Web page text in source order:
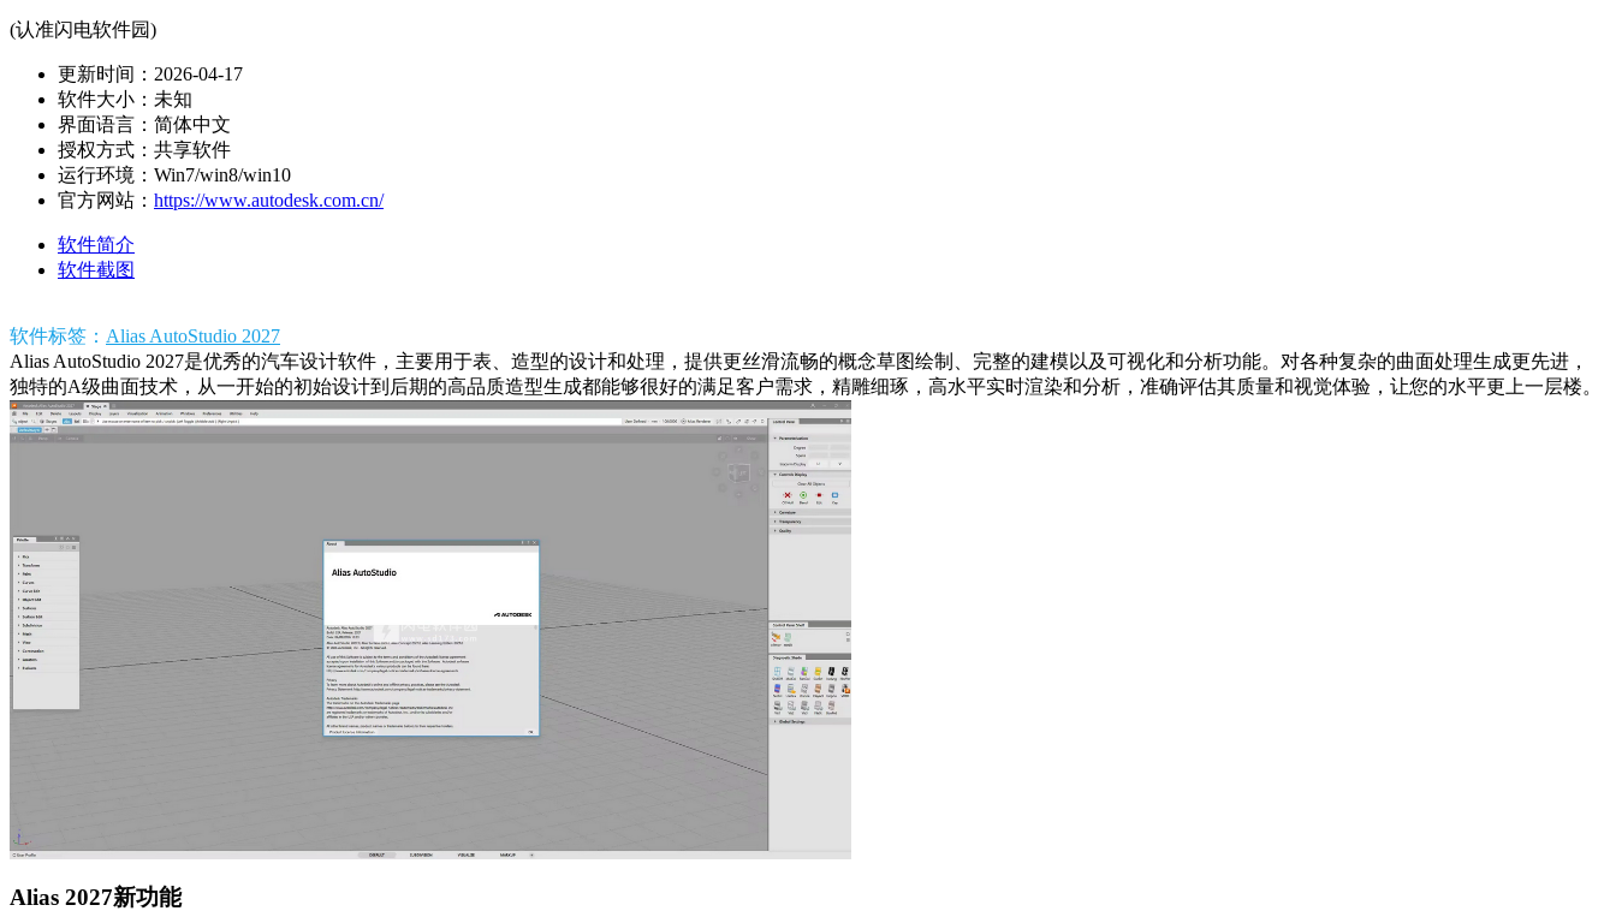
(认准闪电软件园)
更新时间：2026-04-17
软件大小：未知
界面语言：简体中文
授权方式：共享软件
运行环境：Win7/win8/win10
官方网站： https://www.autodesk.com.cn/
软件简介
软件截图
软件标签： Alias AutoStudio 2027
Alias AutoStudio 2027是优秀的汽车设计软件，主要用于表、造型的设计和处理，提供更丝滑流畅的概念草图绘制、完整的建模以及可视化和分析功能。对各种复杂的曲面处理生成更先进，
独特的A级曲面技术，从一开始的初始设计到后期的高品质造型生成都能够很好的满足客户需求，精雕细琢，高水平实时渲染和分析，准确评估其质量和视觉体验，让您的水平更上一层楼。
Alias 2027新功能